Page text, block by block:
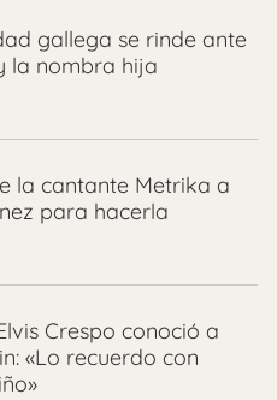
gallega se rinde ante
la nombra hija
la cantante Metrika a
para hacerla
Crespo conoció a
«Lo recuerdo con